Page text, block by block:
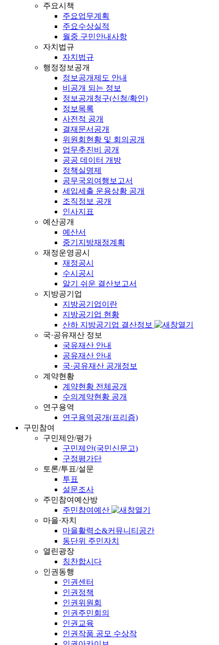
주요시책
주요업무계획
주요수상실적
월중 구민안내사항
자치법규
자치법규
행정정보공개
정보공개제도 안내
비공개 되는 정보
정보공개청구(신청/확인)
정보목록
사전적 공개
결재문서공개
위원회현황 및 회의공개
업무추진비 공개
공공 데이터 개방
정책실명제
공무국외여행보고서
세입세출 운용상황 공개
조직정보 공개
인사지표
예산공개
예산서
중기지방재정계획
재정운영공시
재정공시
수시공시
알기 쉬운 결산보고서
지방공기업
지방공기업이란
지방공기업 현황
산하 지방공기업 결산정보
국·공유재산 정보
국유재산 안내
공유재산 안내
국·공유재산 공개정보
계약현황
계약현황 전체공개
수의계약현황 공개
연구용역
연구용역공개(프리즘)
구민참여
구민제안/평가
구민제안(국민신문고)
구정평가단
토론/투표/설문
투표
설문조사
주민참여예산방
주민참여예산
마을·자치
마을활력소&커뮤니티공간
동단위 주민자치
열린광장
칭찬합시다
인권동행
인권센터
인권정책
인권위원회
인권주민회의
인권교육
인권작품 공모 수상작